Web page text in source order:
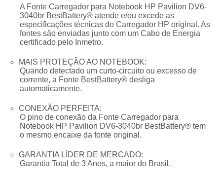
A Fonte Carregador para Notebook HP Pavilion DV6-
3040br BestBattery® atende e/ou excede as
especificações técnicas do Carregador HP original. As
fontes são enviadas junto com um Cabo de Energia
certificado pelo Inmetro.
MAIS PROTEÇÃO AO NOTEBOOK:
Quando detectado um curto-circuito ou excesso de
corrente, a Fonte BestBattery® desliga
automaticamente.
CONEXÃO PERFEITA:
O pino de conexão da Fonte Carregador para
Notebook HP Pavilion DV6-3040br BestBattery® tem
o mesmo encaixe da fonte original.
GARANTIA LÍDER DE MERCADO:
Garantia Total de 3 Anos, a maior do Brasil.